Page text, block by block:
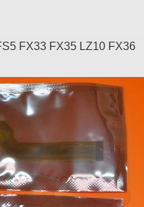
FX33 FX35 LZ10 FX36